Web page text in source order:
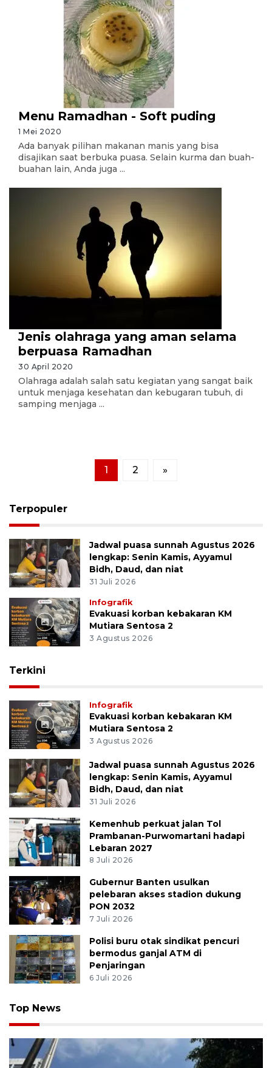
Menu Ramadhan - Soft puding
1 Mei 2020
Ada banyak pilihan makanan manis yang bisa
disajikan saat berbuka puasa. Selain kurma dan buah-
buahan lain, Anda juga ...
Jenis olahraga yang aman selama
berpuasa Ramadhan
30 April 2020
Olahraga adalah salah satu kegiatan yang sangat baik
untuk menjaga kesehatan dan kebugaran tubuh, di
samping menjaga ...
1 2 »
Terpopuler
Jadwal puasa sunnah Agustus 2026
lengkap: Senin Kamis, Ayyamul
Bidh, Daud, dan niat
31 Juli 2026
Infografik
Evakuasi korban kebakaran KM
Mutiara Sentosa 2
3 Agustus 2026
Terkini
Infografik
Evakuasi korban kebakaran KM
Mutiara Sentosa 2
3 Agustus 2026
Jadwal puasa sunnah Agustus 2026
lengkap: Senin Kamis, Ayyamul
Bidh, Daud, dan niat
31 Juli 2026
Kemenhub perkuat jalan Tol
Prambanan-Purwomartani hadapi
Lebaran 2027
8 Juli 2026
Gubernur Banten usulkan
pelebaran akses stadion dukung
PON 2032
7 Juli 2026
Polisi buru otak sindikat pencuri
bermodus ganjal ATM di
Penjaringan
6 Juli 2026
Top News